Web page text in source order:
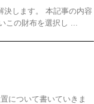
決します。 本記事の内容
この財布を選択し ...
について書いていきま